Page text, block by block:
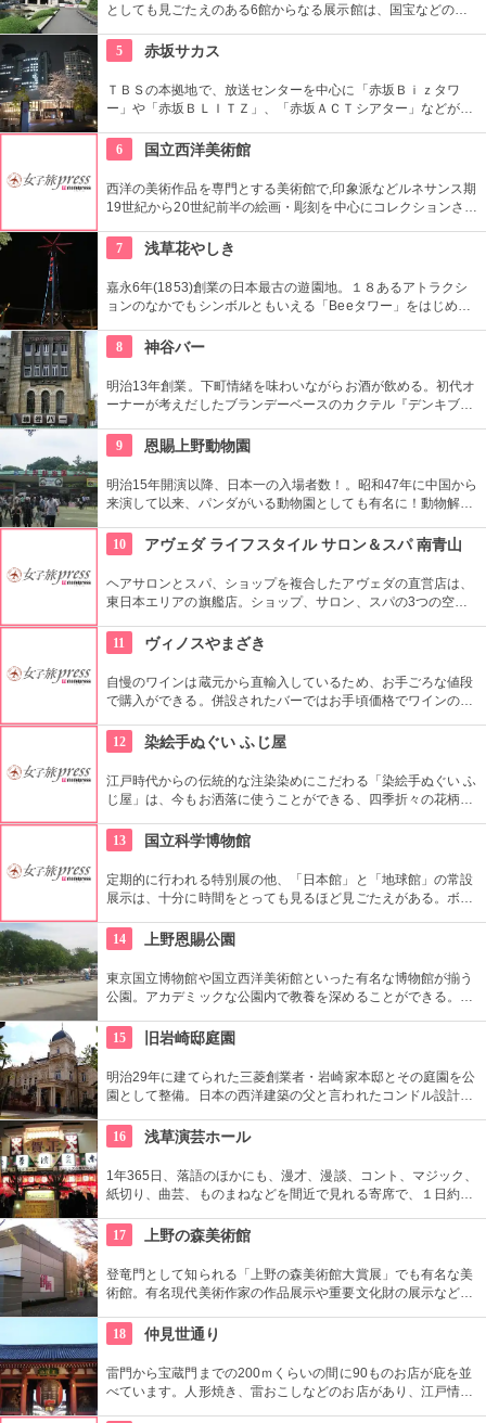
としても見ごたえのある6館からなる展示館は、国宝などの歴
す。オリジナルグッズを販売するミュージアムショップや食事
もできるカフェなども併設されています。
5 赤坂サカス
ＴＢＳの本拠地で、放送センターを中心に「赤坂Ｂｉｚタワ
ー」や「赤坂ＢＬＩＴＺ」、「赤坂ＡＣＴシアター」などが揃
6
国立西洋美術館
西洋の美術作品を専門とする美術館で,印象派などルネサンス期
19世紀から20世紀前半の絵画・彫刻を中心にコレクションされ
家）たちの作品を見ることができる美術館としは日本有数。ロ
ダンの「考える人」はこちらで見れる。設計はル・コルビジェ
が手掛け、建築・インテリア好きにもおすすめ。
7 浅草花やしき
嘉永6年(1853)創業の日本最古の遊園地。１８あるアトラクシ
ョンのなかでもシンボルともいえる「Beeタワー」をはじめ、
が揃う。
8 神谷バー
明治13年創業。下町情緒を味わいながらお酒が飲める。初代オ
ーナーが考えだしたブランデーベースのカクテル『デンキブラ
がいい。浅草を観光した際には是非立ち寄りたい。
9 恩賜上野動物園
明治15年開演以降、日本一の入場者数！。昭和47年に中国から
来演して以来、パンダがいる動物園としても有名に！動物解説
10
アヴェダ ライフスタイル サロン＆スパ 南青山
ヘアサロンとスパ、ショップを複合したアヴェダの直営店は、
東日本エリアの旗艦店。ショップ、サロン、スパの3つの空間
豊かな時間の中、リラックスしてお過ごしいただけます。
11 ヴィノスやまざき
自慢のワインは蔵元から直輸入しているため、お手ごろな値段
で購入ができる。併設されたバーではお手頃価格でワインのテ
12
染絵手ぬぐい ふじ屋
江戸時代からの伝統的な注染染めにこだわる「染絵手ぬぐい ふ
じ屋」は、今もお洒落に使うことができる、四季折々の花柄や
地の小物も各種扱っています。
13 国立科学博物館
定期的に行われる特別展の他、「日本館」と「地球館」の常設
展示は、十分に時間をとっても見るほど見ごたえがある。ボラ
とまちがいなし。
14 上野恩賜公園
東京国立博物館や国立西洋美術館といった有名な博物館が揃う
公園。アカデミックな公園内で教養を深めることができる。ま
15
旧岩崎邸庭園
明治29年に建てられた三菱創業者・岩崎家本邸とその庭園を公
園として整備。日本の西洋建築の父と言われたコンドル設計の
文化財にもなっている。
16 浅草演芸ホール
1年365日、落語のほかにも、漫才、漫談、コント、マジック、
紙切り、曲芸、ものまねなどを間近で見れる寄席で、１日約４
由席。
17 上野の森美術館
登竜門として知られる「上野の森美術館大賞展」でも有名な美
術館。有名現代美術作家の作品展示や重要文化財の展示など、
休めるのもいかが？
18 仲見世通り
雷門から宝蔵門までの200ｍくらいの間に90ものお店が庇を並
べています。人形焼き、雷おこしなどのお店があり、江戸情緒